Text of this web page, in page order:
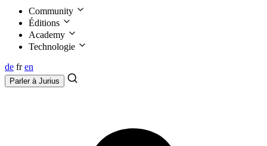
Community
Éditions
Academy
Technologie
de fr en
Parler à Jurius